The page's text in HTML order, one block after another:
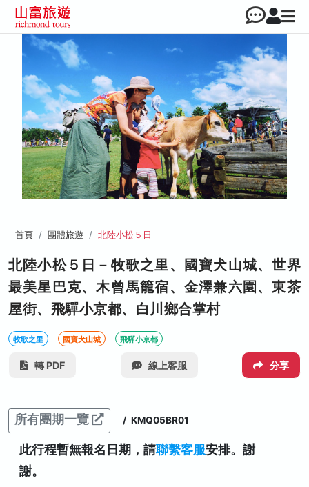
首頁 團體旅遊 北陸小松５日
北陸小松５日－牧歌之里、國寶犬山城、世界
最美星巴克、木曾馬籠宿、金澤兼六園、東茶
屋街、飛驒小京都、白川鄉合掌村
牧歌之里 國寶犬山城 飛驒小京都
轉 PDF 線上客服 分享
所有團期一覽 / KMQ05BR01
此行程暫無報名日期，請聯繫客服安排。謝
謝。